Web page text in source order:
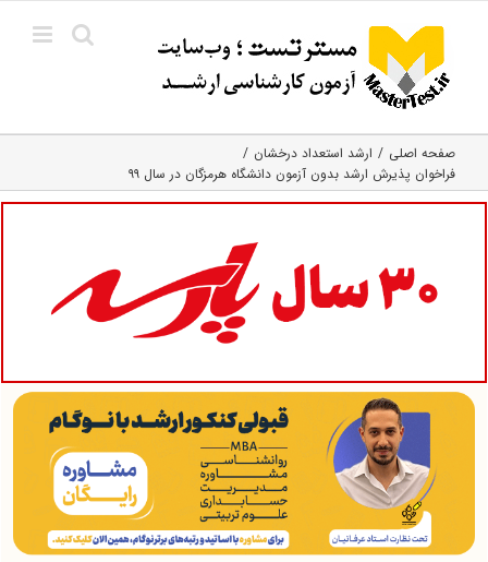
content
صفحه اصلی
ارشد استعداد درخشان
فراخوان پذیرش ارشد بدون آزمون دانشگاه هرمزگان در سال ۹۹